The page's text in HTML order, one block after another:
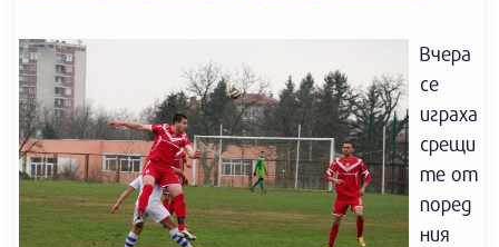
Вчера
се
играха
срещи
те от
поред
ния